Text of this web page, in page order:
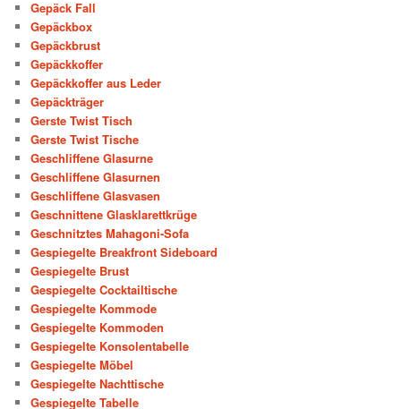
Gepäck Fall
Gepäckbox
Gepäckbrust
Gepäckkoffer
Gepäckkoffer aus Leder
Gepäckträger
Gerste Twist Tisch
Gerste Twist Tische
Geschliffene Glasurne
Geschliffene Glasurnen
Geschliffene Glasvasen
Geschnittene Glasklarettkrüge
Geschnitztes Mahagoni-Sofa
Gespiegelte Breakfront Sideboard
Gespiegelte Brust
Gespiegelte Cocktailtische
Gespiegelte Kommode
Gespiegelte Kommoden
Gespiegelte Konsolentabelle
Gespiegelte Möbel
Gespiegelte Nachttische
Gespiegelte Tabelle